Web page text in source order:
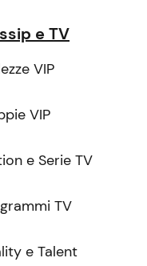
e TV
VIP
VIP
e Serie TV
TV
e Talent